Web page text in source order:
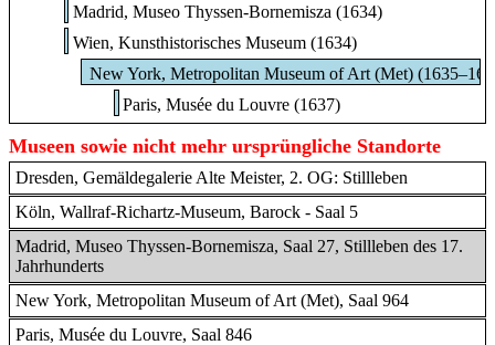
Madrid, Museo Thyssen-Bornemisza (1634)
Wien, Kunsthistorisches Museum (1634)
New York, Metropolitan Museum of Art (Met)
Paris, Musée du Louvre (1637)
Museen sowie nicht mehr ursprüngliche Standorte
Dresden, Gemäldegalerie Alte Meister, 2. OG: Stillleben
Köln, Wallraf-Richartz-Museum, Barock - Saal 5
Madrid, Museo Thyssen-Bornemisza, Saal 27, Stillleben des 17.
Jahrhunderts
New York, Metropolitan Museum of Art (Met), Saal 964
Paris, Musée du Louvre, Saal 846